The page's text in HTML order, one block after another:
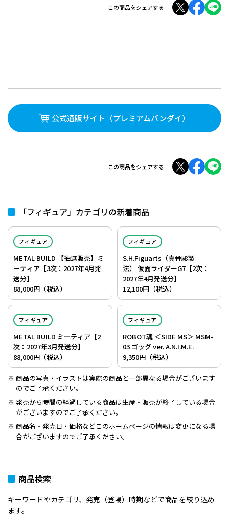
この商品をシェアする
公式通販サイト （プレミアムバンダイ）
この商品をシェアする
「フィギュア」カテゴリの新着商品
フィギュア
METAL BUILD 【抽選販売】ミ
ーティア【3次：2027年4月発
送分】
88,000円（税込）
フィギュア
S.H.Figuarts（真骨彫製
法） 仮面ライダーG7【2次：
2027年4月発送分】
12,100円（税込）
フィギュア
METAL BUILD ミーティア【2
次：2027年3月発送分】
88,000円（税込）
フィギュア
ROBOT魂 ＜SIDE MS＞ MSM-
03 ゴッグ ver. A.N.I.M.E.
9,350円（税込）
商品の写真・イラストは実際の商品と一部異なる場合がございます
のでご了承ください。
発売から時間の経過している商品は生産・販売が終了している場合
がございますのでご了承ください。
商品名・発売日・価格などこのホームページの情報は変更になる場
合がございますのでご了承ください。
商品検索
キーワードやカテゴリ、発売（登場）時期などで商品を絞り込め
ます。